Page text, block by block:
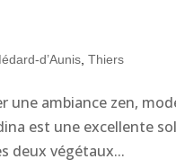
d’Aunis ,Thiers
une ambiance zen,
est une excellente
deux végétaux...